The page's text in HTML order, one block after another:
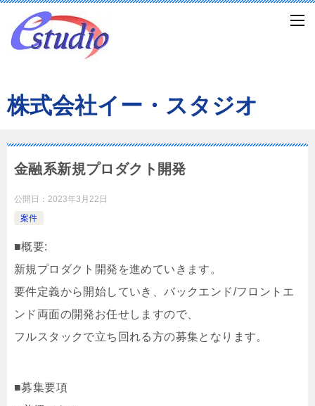
株式会社イー・スタジオ
金融系新規プロダクト開発
公開日： 2023年3月22日
案件
■概要:
新規プロダクト開発を進めていきます。
要件定義から開始していき、バックエンド/フロントエ
ンド両面の開発お任せしますので、
フルスタックで立ち回れる方の募集となります。
■募集要項